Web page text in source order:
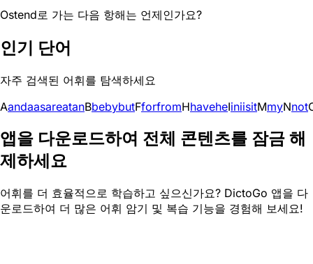
Ostend로 가는 다음 항해는 언제인가요?
인기 단어
자주 검색된 어휘를 탐색하세요
AandaasareatanBbebybutFforfromHhaveheIiniisitMmyNnot
앱을 다운로드하여 전체 콘텐츠를 잠금 해
제하세요
어휘를 더 효율적으로 학습하고 싶으신가요? DictoGo 앱을 다
운로드하여 더 많은 어휘 암기 및 복습 기능을 경험해 보세요!